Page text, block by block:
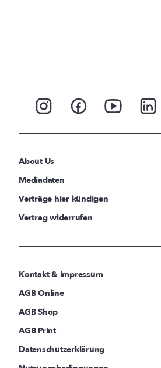
About Us
Mediadaten
Verträge hier kündigen
Vertrag widerrufen
Kontakt & Impressum
AGB Online
AGB Shop
AGB Print
Datenschutzerklärung